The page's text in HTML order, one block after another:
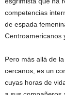
competencias
de espada
Centroamericanos
Pero más allá de
cercanos, es un
cuyas horas de